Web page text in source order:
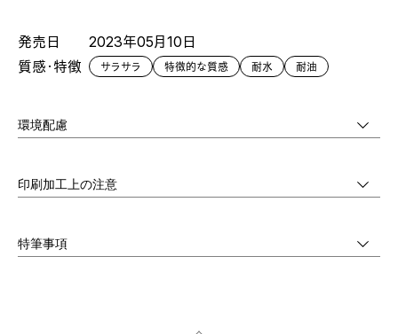
発売日
2023年05月10日
質感・特徴
サラサラ 特徴的な質感 耐水 耐油
環境配慮
印刷加工上の注意
特筆事項